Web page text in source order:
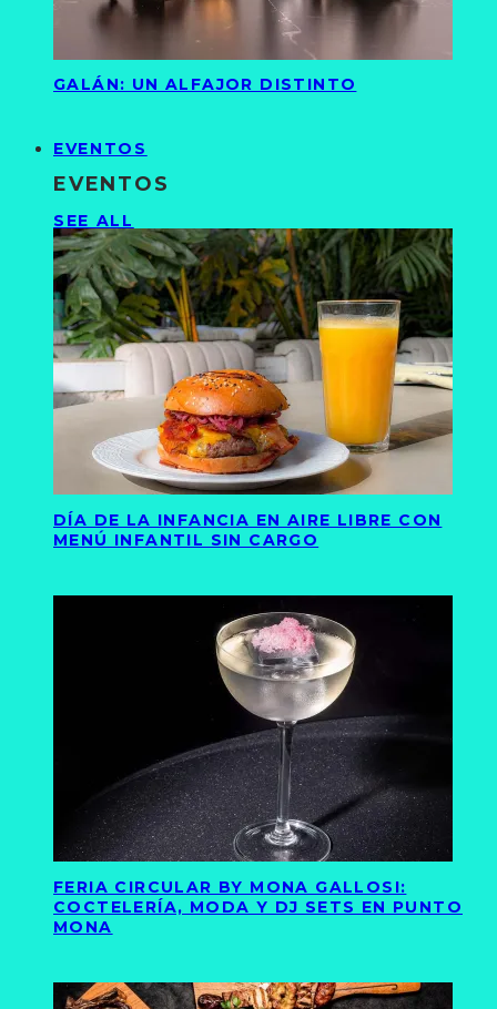
GALÁN: UN ALFAJOR DISTINTO
EVENTOS
EVENTOS
SEE ALL
DÍA DE LA INFANCIA EN AIRE LIBRE CON
MENÚ INFANTIL SIN CARGO
FERIA CIRCULAR BY MONA GALLOSI:
COCTELERÍA, MODA Y DJ SETS EN PUNTO
MONA